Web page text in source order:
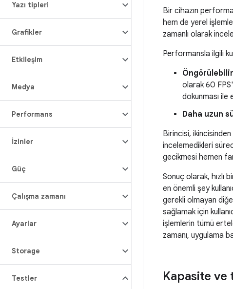
Yazı tipleri
Grafikler
Etkileşim
Medya
Performans
İzinler
Güç
Çalışma zamanı
Ayarlar
Storage
Testler
Bir cihazın
hem de yerel
zamanlı olarak
Performansla ilgili
olarak 60
dokunması
Daha uzun
Birincisi,
incelemedikleri
gecikmesi hemen
Sonuç olarak, hızlı
en önemli şey
gerekli olmayan
sağlamak için
işlemlerin tümü
zamanı, uygulama
Kapasite ve